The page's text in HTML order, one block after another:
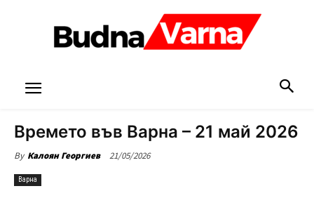
Времето във Варна – 21 май 2026
By Калоян Георгиев 21/05/2026
Варна